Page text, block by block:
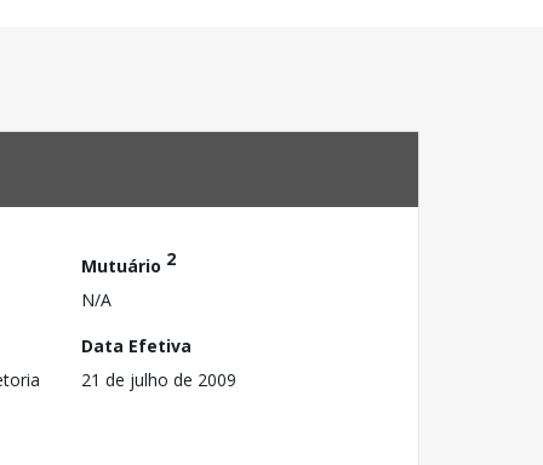
Mutuário 2
N/A
Data Efetiva
21 de julho de 2009